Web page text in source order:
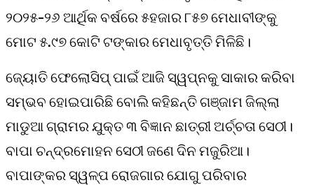
୨୦୨୫-୨୬ ଆର୍ଥିକ ବର୍ଷରେ ୫ହଜାର ୮୫୭ ମେଧାବୀଙ୍କୁ
ମୋଟ ୫.୯୭ କୋଟି ଟଙ୍କାର ମେଧାବୃତ୍ତି ମିଳିଛି।
ଜ୍ୟୋତି ଫେଲୋସିପ୍ ପାଇଁ ଆଜି ସ୍ୱପ୍ନକୁ ସାକାର କରିବା
ସମ୍ଭବ ହୋଇପାରିଛି ବୋଲି କହିଛନ୍ତି ଗଞ୍ଜାମ ଜିଲ୍ଲା
ମାଡୁଆ ଗ୍ରାମର ଯୁକ୍ତ ୩ ବିଜ୍ଞାନ ଛାତ୍ରୀ ଅର୍ଚ୍ଚତା ସେଠୀ।
ବାପା ଚନ୍ଦ୍ରମୋହନ ସେଠୀ ଜଣେ ଦିନ ମଜୁରିଆ।
ବାପାଙ୍କର ସ୍ୱଳ୍ପ ରୋଜଗାର ଯୋଗୁ ପରିବାର